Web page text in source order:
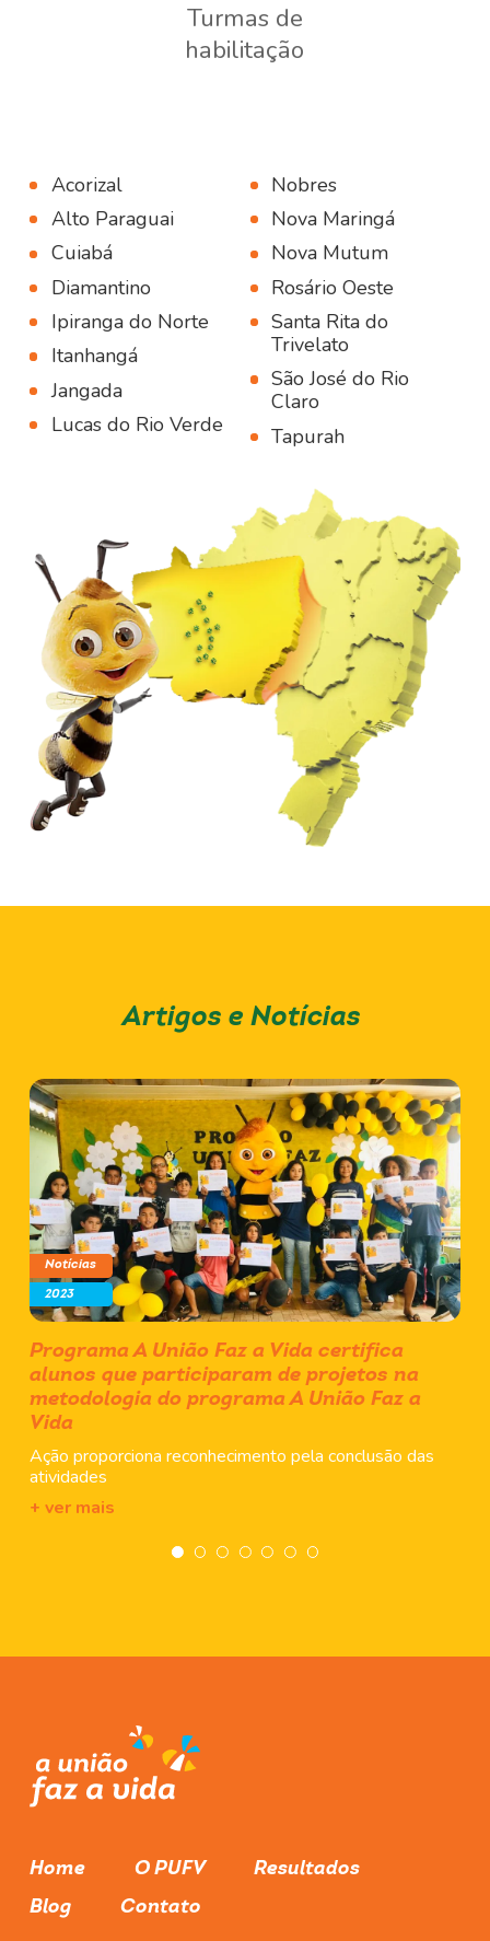
O PUFV
Blog
Turmas de
habilitação
Acorizal
Alto Paraguai
Cuiabá
Diamantino
Ipiranga do Norte
Itanhangá
Jangada
Lucas do Rio Verde
Nobres
Nova Maringá
Nova Mutum
Rosário Oeste
Santa Rita do
Trivelato
São José do Rio
Claro
Tapurah
Artigos e Notícias
Notícias
2023
Programa A União Faz a Vida certifica
alunos que participaram de projetos na
metodologia do programa A União Faz a
Vida
Ação proporciona reconhecimento pela conclusão das
atividades
+ ver mais
Home O PUFV Resultados
Blog Contato